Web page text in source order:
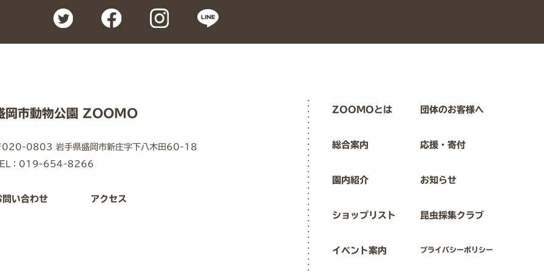
岡市動物公園 ZOOMO
020-0803 岩手県盛岡市新庄字下八木田60-18
：019-654-8266
問い合わせ アクセス
ZOOMOとは
総合案内
園内紹介
ショップリスト
イベント案内
団体のお客様へ
応援・寄付
お知らせ
昆虫採集クラブ
プライバシーポリシー